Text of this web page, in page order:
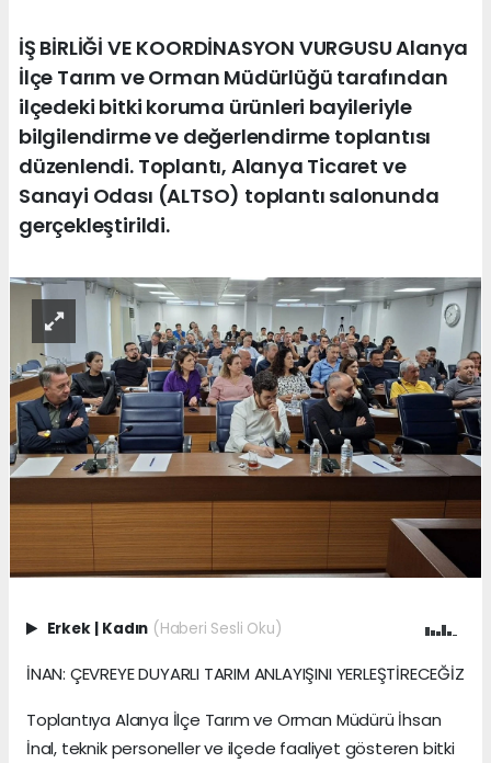
İŞ BİRLİĞİ VE KOORDİNASYON VURGUSU Alanya
İlçe Tarım ve Orman Müdürlüğü tarafından
ilçedeki bitki koruma ürünleri bayileriyle
bilgilendirme ve değerlendirme toplantısı
düzenlendi. Toplantı, Alanya Ticaret ve
Sanayi Odası (ALTSO) toplantı salonunda
gerçekleştirildi.
Erkek | Kadın (Haberi Sesli Oku)
İNAN: ÇEVREYE DUYARLI TARIM ANLAYIŞINI YERLEŞTİRECEĞİZ
Toplantıya Alanya İlçe Tarım ve Orman Müdürü İhsan
İnal, teknik personeller ve ilçede faaliyet gösteren bitki